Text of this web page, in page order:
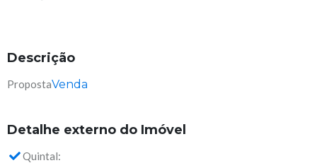
Descrição
PropostaVenda
Detalhe externo do Imóvel
Quintal: